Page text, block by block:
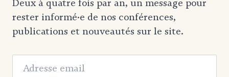
Deux à quatre fois par an, un message pour
rester informé·e de nos conférences,
publications et nouveautés sur le site.